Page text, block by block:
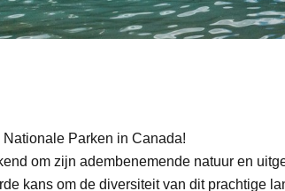
Parken in Canada!
om zijn adembenemende natuur en
kans om de diversiteit van dit prachtige